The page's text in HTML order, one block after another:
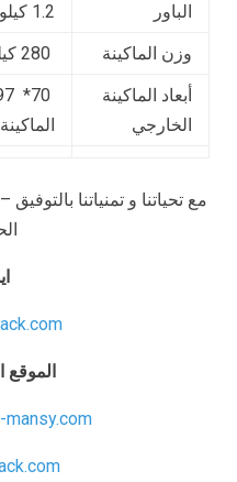
الباور
1.2 كيلو واط
وزن الماكينة
أبعاد الماكينة
الخارجي
مع تحياتنا و تمنياتنا
الموقع